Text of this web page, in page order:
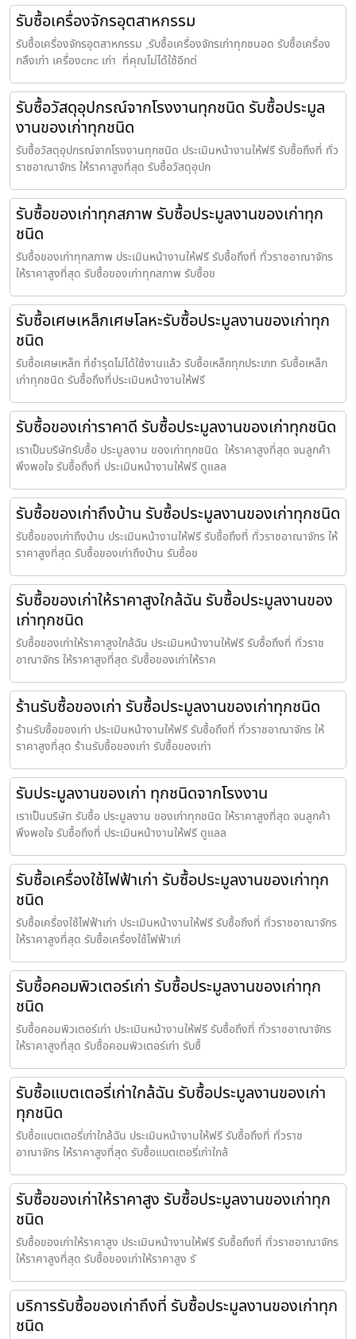
รับซื้อเครื่องจักรอุตสาหกรรม
รับซื้อเครื่องจักรอุตสาหกรรม ,รับซื้อเครื่องจักรเก่าทุกชนอด รับซื้อเครื่อง
กลึงเก่า เครื่องcnc เก่า ที่คุณไม่ได้ใช้อีกต่
รับซื้อวัสดุอุปกรณ์จากโรงงานทุกชนิด รับซื้อประมูล
งานของเก่าทุกชนิด
รับซื้อวัสดุอุปกรณ์จากโรงงานทุกชนิด ประเมินหน้างานให้ฟรี รับซื้อถึงที่ ทั่ว
ราชอาณาจักร ให้ราคาสูงที่สุด รับซื้อวัสดุอุปก
รับซื้อของเก่าทุกสภาพ รับซื้อประมูลงานของเก่าทุก
ชนิด
รับซื้อของเก่าทุกสภาพ ประเมินหน้างานให้ฟรี รับซื้อถึงที่ ทั่วราชอาณาจักร
ให้ราคาสูงที่สุด รับซื้อของเก่าทุกสภาพ รับซื้อข
รับซื้อเศษเหล็กเศษโลหะรับซื้อประมูลงานของเก่าทุก
ชนิด
รับซื้อเศษเหล็ก ที่ชำรุดไม่ได้ใช้งานแล้ว รับซื้อเหล็กทุกประเภท รับซื้อเหล็ก
เก่าทุกชนิด รับซื้อถึงที่ประเมินหน้างานให้ฟรี
รับซื้อของเก่าราคาดี รับซื้อประมูลงานของเก่าทุกชนิด
เราเป็นบริษัทรับซื้อ ประมูลงาน ของเก่าทุกชนิด ให้ราคาสูงที่สุด จนลูกค้า
พึงพอใจ รับซื้อถึงที่ ประเมินหน้างานให้ฟรี ดูแลล
รับซื้อของเก่าถึงบ้าน รับซื้อประมูลงานของเก่าทุกชนิด
รับซื้อของเก่าถึงบ้าน ประเมินหน้างานให้ฟรี รับซื้อถึงที่ ทั่วราชอาณาจักร ให้
ราคาสูงที่สุด รับซื้อของเก่าถึงบ้าน รับซื้อข
รับซื้อของเก่าให้ราคาสูงใกล้ฉัน รับซื้อประมูลงานของ
เก่าทุกชนิด
รับซื้อของเก่าให้ราคาสูงใกล้ฉัน ประเมินหน้างานให้ฟรี รับซื้อถึงที่ ทั่วราช
อาณาจักร ให้ราคาสูงที่สุด รับซื้อของเก่าให้ราค
ร้านรับซื้อของเก่า รับซื้อประมูลงานของเก่าทุกชนิด
ร้านรับซื้อของเก่า ประเมินหน้างานให้ฟรี รับซื้อถึงที่ ทั่วราชอาณาจักร ให้
ราคาสูงที่สุด ร้านรับซื้อของเก่า รับซื้อของเก่า
รับประมูลงานของเก่า ทุกชนิดจากโรงงาน
เราเป็นบริษัท รับซื้อ ประมูลงาน ของเก่าทุกชนิด ให้ราคาสูงที่สุด จนลูกค้า
พึงพอใจ รับซื้อถึงที่ ประเมินหน้างานให้ฟรี ดูแลล
รับซื้อเครื่องใช้ไฟฟ้าเก่า รับซื้อประมูลงานของเก่าทุก
ชนิด
รับซื้อเครื่องใช้ไฟฟ้าเก่า ประเมินหน้างานให้ฟรี รับซื้อถึงที่ ทั่วราชอาณาจักร
ให้ราคาสูงที่สุด รับซื้อเครื่องใช้ไฟฟ้าเก่
รับซื้อคอมพิวเตอร์เก่า รับซื้อประมูลงานของเก่าทุก
ชนิด
รับซื้อคอมพิวเตอร์เก่า ประเมินหน้างานให้ฟรี รับซื้อถึงที่ ทั่วราชอาณาจักร
ให้ราคาสูงที่สุด รับซื้อคอมพิวเตอร์เก่า รับซื้
รับซื้อแบตเตอรี่เก่าใกล้ฉัน รับซื้อประมูลงานของเก่า
ทุกชนิด
รับซื้อแบตเตอรี่เก่าใกล้ฉัน ประเมินหน้างานให้ฟรี รับซื้อถึงที่ ทั่วราช
อาณาจักร ให้ราคาสูงที่สุด รับซื้อแบตเตอรี่เก่าใกล้
รับซื้อของเก่าให้ราคาสูง รับซื้อประมูลงานของเก่าทุก
ชนิด
รับซื้อของเก่าให้ราคาสูง ประเมินหน้างานให้ฟรี รับซื้อถึงที่ ทั่วราชอาณาจักร
ให้ราคาสูงที่สุด รับซื้อของเก่าให้ราคาสูง รั
บริการรับซื้อของเก่าถึงที่ รับซื้อประมูลงานของเก่าทุก
ชนิด